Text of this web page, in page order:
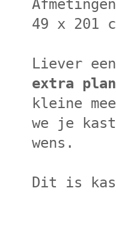
49 x 201
Liever een
extra
kleine
we je
wens.
Dit is kast